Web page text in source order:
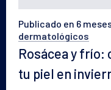
Publicado en 6
dermatológicos
Rosácea y
tu piel en